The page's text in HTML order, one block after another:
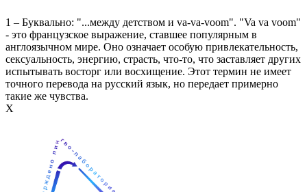
1 – Буквально: "...между детством и va-va-voom". "Va va voom"
- это французское выражение, ставшее популярным в
англоязычном мире. Оно означает особую привлекательность,
сексуальность, энергию, страсть, что-то, что заставляет других
испытывать восторг или восхищение. Этот термин не имеет
точного перевода на русский язык, но передает примерно
такие же чувства.
Х